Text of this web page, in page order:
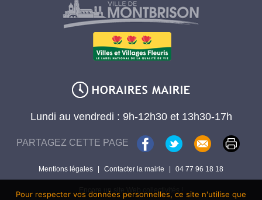
Lundi au vendredi : 9h-12h30 et 13h30-17h
PARTAGEZ CETTE PAGE
Mentions légales | Contacter la mairie | 04 77 96 18 18
Encore un site Web collectivités !
Pour respecter vos données personnelles, ce site n'utilise que